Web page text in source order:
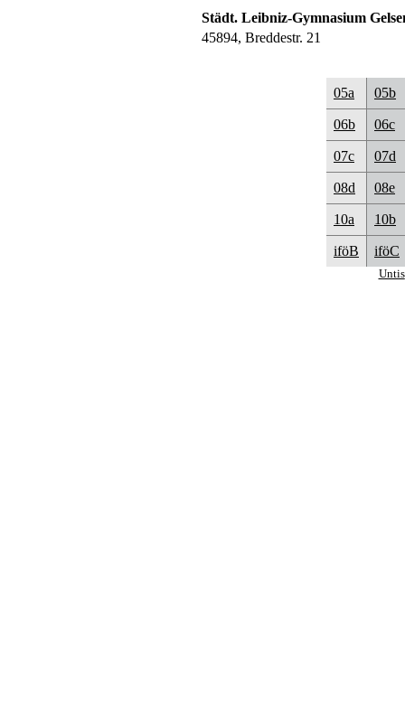
Städt. Leibniz-Gymnasium
45894, Breddestr. 21
05a 05b
06b 06c
07c 07d
08d 08e
10a 10b
iföB iföC
Untis